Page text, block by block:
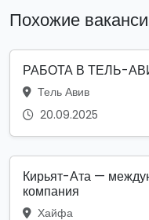
Похожие
РАБОТА В ТЕЛЬ-
Тель Авив
20.09.2025
Кирьят-Ата —
компания
Хайфа